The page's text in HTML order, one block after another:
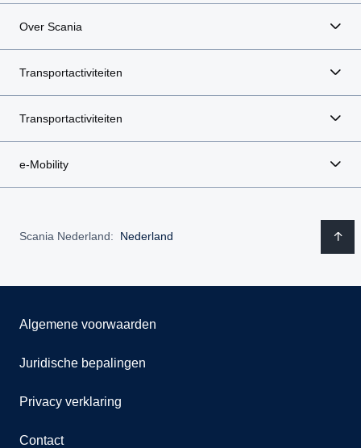
Over Scania
Transportactiviteiten
Transportactiviteiten
e-Mobility
Scania Nederland: Nederland
Algemene voorwaarden
Juridische bepalingen
Privacy verklaring
Contact